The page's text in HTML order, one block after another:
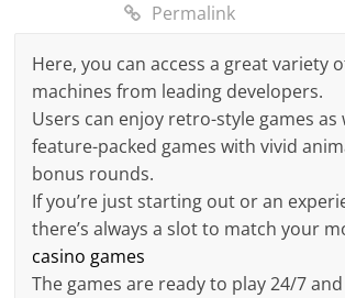
Permalink
Here, you can access a great variety
machines from leading developers.
Users can enjoy retro-style games as
feature-packed games with vivid
bonus rounds.
If you’re just starting out or an
there’s always a slot to match your
casino games
The games are ready to play 24/7